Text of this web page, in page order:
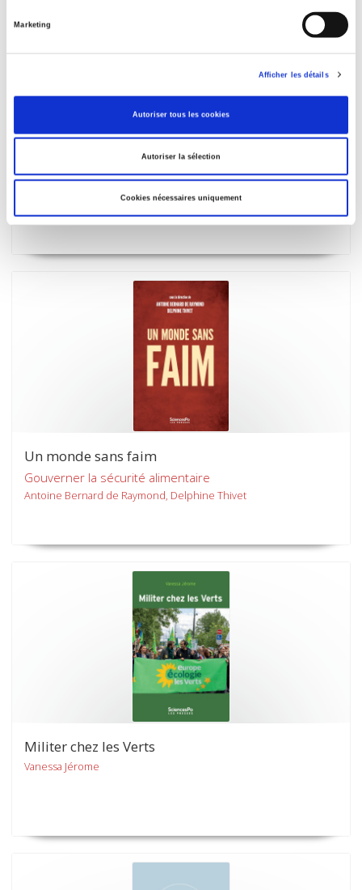
Marketing
Afficher les détails
Autoriser tous les cookies
Autoriser la sélection
Cookies nécessaires uniquement
L'Etat sous pression
Enquête sur l'interdiction française du gaz de schiste
Sébastien Chailleux, Philippe Zittoun
Un monde sans faim
Gouverner la sécurité alimentaire
Antoine Bernard de Raymond, Delphine Thivet
Militer chez les Verts
Vanessa Jérome